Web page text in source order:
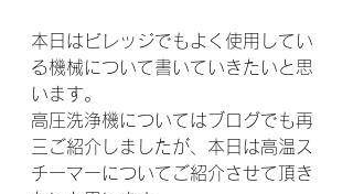
本日はビレッジでもよく使用してい
る機械について書いていきたいと思
います。
高圧洗浄機についてはブログでも再
三ご紹介しましたが、本日は高温ス
チーマーについてご紹介させて頂き